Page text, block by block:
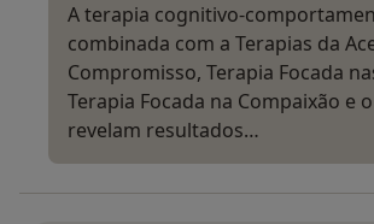
A terapia cognitivo-
combinada com a Terapias da
Compromisso, Terapia Focada
Terapia Focada na Compaixão e
revelam resultados…